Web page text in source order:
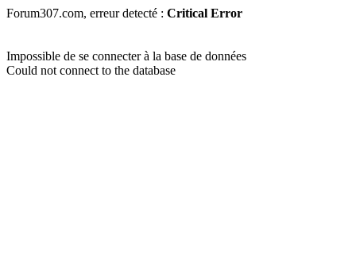
Forum307.com, erreur detecté : Critical Error
Impossible de se connecter à la base de données
Could not connect to the database